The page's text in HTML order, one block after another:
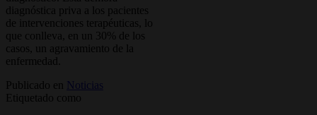
diagnóstica priva a los pacientes
de intervenciones terapéuticas, lo
que conlleva, en un 30% de los
casos, un agravamiento de la
enfermedad.
Publicado en Noticias
Etiquetado como